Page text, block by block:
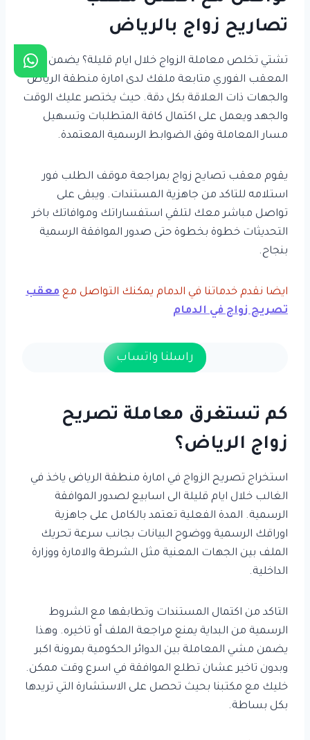
تصاريح زواج بالرياض
تشتي تخلص معاملة الزواج خلال ايام قليلة؟ يضمن لك
المعقب الفوري متابعة ملفك لدى امارة منطقة الرياض
والجهات ذات العلاقة بكل دقة. حيث يختصر عليك الوقت
والجهد ويعمل على اكتمال كافة المتطلبات وتسهيل
مسار المعاملة وفق الضوابط الرسمية المعتمدة.
يقوم معقب تصايح زواج بمراجعة موقف الطلب فور
استلامه للتاكد من جاهزية المستندات. ويبقى على
تواصل مباشر معك لتلقي استفساراتك وموافاتك باخر
التحديثات خطوة بخطوة حتى صدور الموافقة الرسمية
بنجاح.
ايضا نقدم خدماتنا في الدمام يمكنك التواصل مع معقب
تصريح زواج في الدمام
راسلنا واتساب
كم تستغرق معاملة تصريح
زواج الرياض؟
استخراج تصريح الزواج في امارة منطقة الرياض ياخذ في
الغالب خلال ايام قليلة الى اسابيع لصدور الموافقة
الرسمية. المدة الفعلية تعتمد بالكامل على جاهزية
اوراقك الرسمية ووضوح البيانات بجانب سرعة تحريك
الملف بين الجهات المعنية مثل الشرطة والامارة ووزارة
الداخلية.
التاكد من اكتمال المستندات وتطابقها مع الشروط
الرسمية من البداية يمنع مراجعة الملف أو تاخيره. وهذا
يضمن مشي المعاملة بين الدوائر الحكومية بمرونة اكبر
وبدون تاخير عشان تطلع الموافقة في اسرع وقت ممكن.
خليك مع مكتبنا بحيث تحصل على الاستشارة التي تريدها
بكل بساطة.